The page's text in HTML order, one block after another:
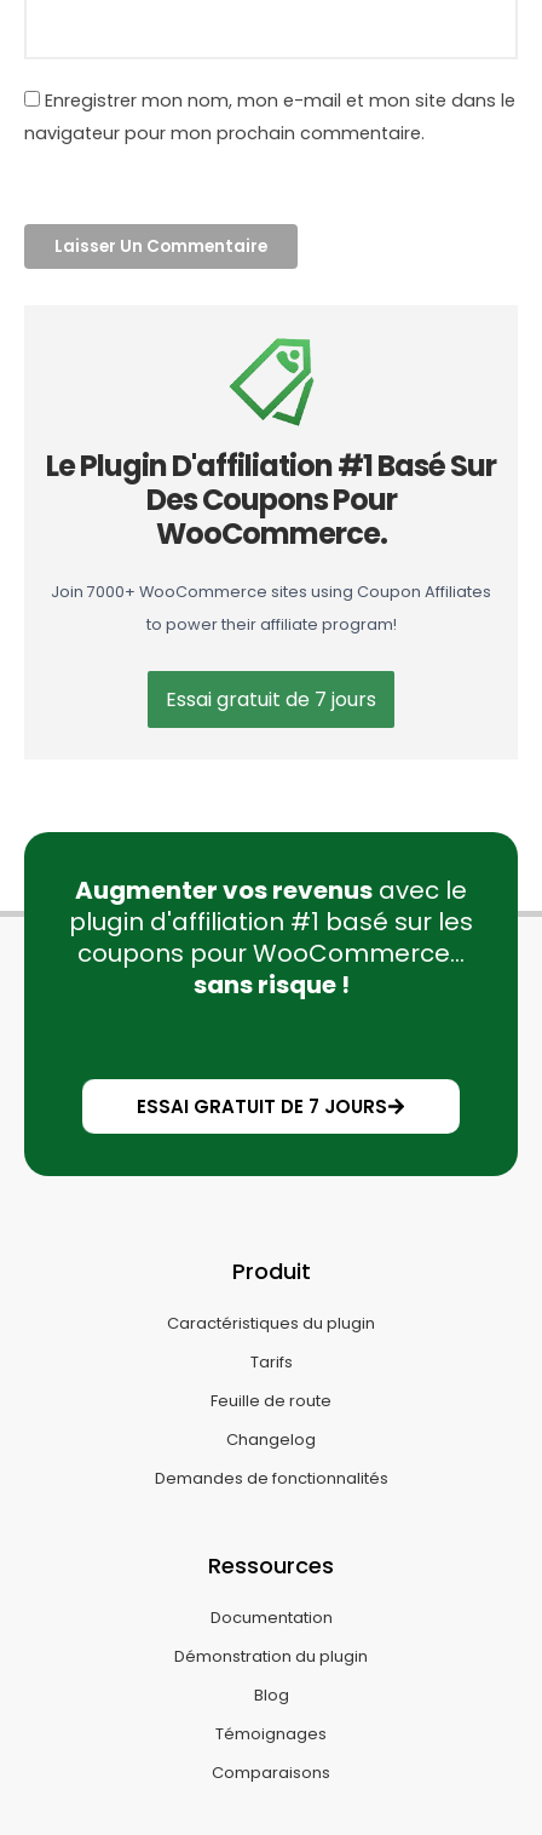
Enregistrer mon nom, mon e-mail et mon site dans le
navigateur pour mon prochain commentaire.
Le Plugin D'affiliation #1 Basé Sur
Des Coupons Pour
WooCommerce.
Join 7000+ WooCommerce sites using Coupon Affiliates
to power their affiliate program!
Essai gratuit de 7 jours
Augmenter vos revenus avec le
plugin d'affiliation #1 basé sur les
coupons pour WooCommerce...
sans risque !
ESSAI GRATUIT DE 7 JOURS
Produit
Caractéristiques du plugin
Tarifs
Feuille de route
Changelog
Demandes de fonctionnalités
Ressources
Documentation
Démonstration du plugin
Blog
Témoignages
Comparaisons